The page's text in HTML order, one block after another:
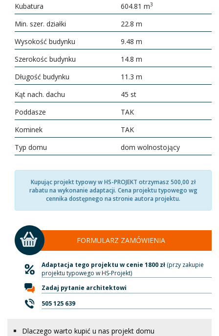
Kubatura 604.81 m3
Min. szer. działki
22.8 m
Wysokość budynku
9.48 m
Szerokośc budynku
14.8 m
Długość budynku
11.3 m
Kąt nach. dachu
45 st
Poddasze
TAK
Kominek
TAK
Typ domu
dom wolnostojący
Kupując projekt typowy w HS-PROJEKT otrzymasz 500,00 zł
rabatu na wykonanie adaptacji. Cena projektu typowego wg
cennika dostępnego na stronie autora projektu.
FORMULARZ ZAMÓWIENIA
Adaptacja tego projektu w cenie 1800 zł (przy zakupie
projektu typowego w HS-Projekt)
Zadaj pytanie architektowi
505 125 639
Dlaczego warto kupić u nas projekt domu